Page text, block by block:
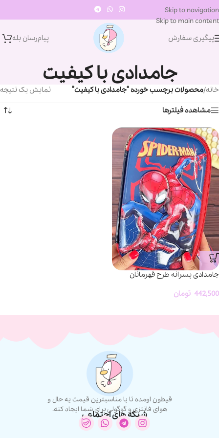
Skip to navigation
Skip to main content
پیگیری سفارش
پیام‌رسان‌ بله
جامدادی با کیفیت
خانه/محصولات برچسب خورده “جامدادی با کیفیت” نمایش یک نتیجه
مشاهده فیلترها
جامدادی پسرانه طرح قهرمانان
442,500 تومان
قیطون اومده تا با مناسبترین قیمت یه حال و
هوای فانتزی و گوگولی برای شما ایجاد کنه.
شبکه های اجتماعی